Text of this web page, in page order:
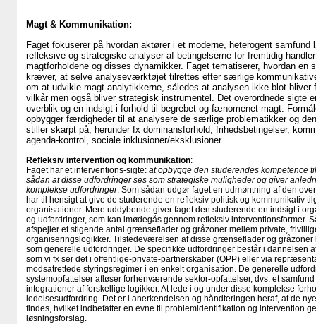
Magt & Kommunikation:
Faget fokuserer på hvordan aktører i et moderne, heterogent samfund
refleksive og strategiske analyser af betingelserne for fremtidig
magtforholdene og disses dynamikker. Faget tematiserer, hvordan en
kræver, at selve analyseværktøjet tilrettes efter særlige
om at udvikle magt-analytikkerne, således at analysen ikke blot
vilkår men også bliver strategisk instrumentel. Det overordnede sigte
overblik og en indsigt i forhold til begrebet og fænomenet magt.
opbygger færdigheder til at analysere de særlige problematikker og
stiller skarpt på, herunder fx dominansforhold, frihedsbetingelser,
agenda-kontrol, sociale inklusioner/eksklusioner.
Refleksiv intervention og kommunikation:
Faget har et interventions-sigte: at opbygge den studerendes kompetence
sådan at disse udfordringer ses som strategiske muligheder og giver
komplekse udfordringer. Som sådan udgør faget en udmøntning af den
har til hensigt at give de studerende en refleksiv politisk og kommunikativ
organisationer. Mere uddybende giver faget den studerende en indsigt i
og udfordringer, som kan imødegås gennem refleksiv interventionsformer.
afspejler et stigende antal grænseflader og gråzoner mellem private,
organiseringslogikker. Tilstedeværelsen af disse grænseflader og
som generelle udfordringer. De specifikke udfordringer består i dannelsen
som vi fx ser det i offentlige-private-partnerskaber (OPP) eller via
modsatrettede styringsregimer i en enkelt organisation. De generelle
systemopfattelser afløser forhenværende sektor-opfattelser, dvs. et
integrationer af forskellige logikker. At lede i og under disse komplekse
ledelsesudfordring. Det er i anerkendelsen og håndteringen heraf, at de
findes, hvilket indbefatter en evne til problemidentifikation og intervention
løsningsforslag.